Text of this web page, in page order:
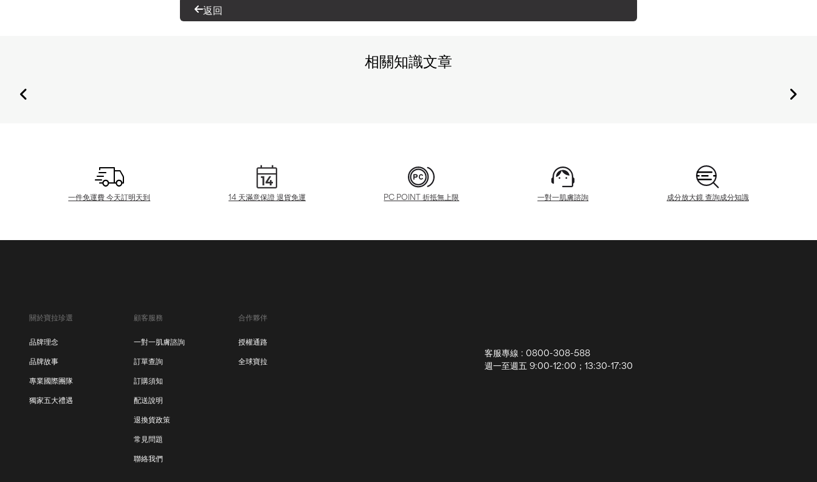
返回
相關知識文章
一件免運費 今天訂明天到 14 天滿意保證 退貨免運 PC POINT 折抵無上限 一對一肌膚諮詢 成分放大鏡 查詢成分知識
關於寶拉珍選
品牌理念
品牌故事
專業國際團隊
獨家五大禮遇
顧客服務
一對一肌膚諮詢
訂單查詢
訂購須知
配送說明
退換貨政策
常見問題
聯絡我們
合作夥伴
授權通路
全球寶拉
客服專線 : 0800-308-588
週一至週五 9:00-12:00；13:30-17:30